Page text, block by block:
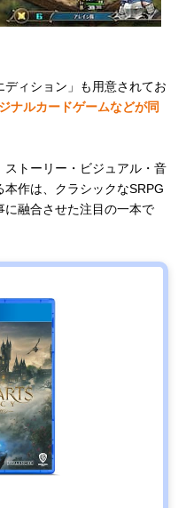
ィション」も用意されてお
ナルカードゲームなどが同
トーリー・ビジュアル・音
作は、クラシックなSRPG
融合させた注目の一本で